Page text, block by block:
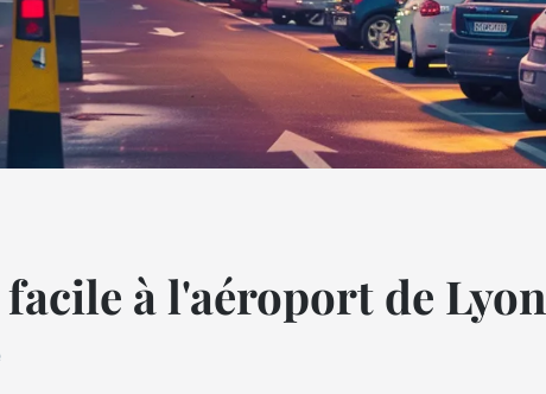
à l'aéroport de Lyon